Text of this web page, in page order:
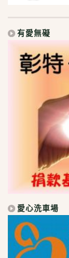
有愛無礙
愛心洗車場